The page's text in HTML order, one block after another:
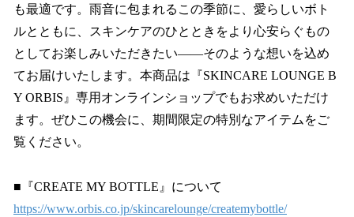
も最適です。雨音に包まれるこの季節に、愛らしいボト
ルとともに、スキンケアのひとときをより心安らぐもの
としてお楽しみいただきたい――そのような想いを込め
てお届けいたします。本商品は『SKINCARE LOUNGE B
Y ORBIS』専用オンラインショップでもお求めいただけ
ます。ぜひこの機会に、期間限定の特別なアイテムをご
覧ください。
■『CREATE MY BOTTLE』について
https://www.orbis.co.jp/skincarelounge/createmybottle/